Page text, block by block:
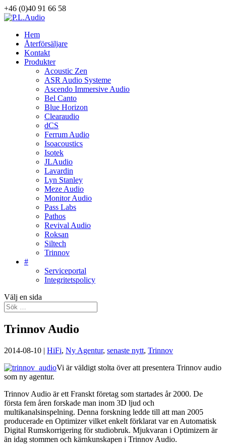
+46 (0)40 91 66 58
Hem
Återförsäljare
Kontakt
Produkter
Acoustic Zen
ASR Audio Systeme
Ascendo Immersive Audio
Bel Canto
Blue Horizon
Clearaudio
dCS
Ferrum Audio
Isoacoustics
Isotek
JLAudio
Lavardin
Lyn Stanley
Meze Audio
Monitor Audio
Pass Labs
Pathos
Revival Audio
Roksan
Siltech
Trinnov
#
Serviceportal
Integritetspolicy
Välj en sida
Trinnov Audio
2014-08-10 | HiFi, Ny Agentur, senaste nytt, Trinnov
Vi är väldigt stolta över att presentera Trinnov audio
som ny agentur.
Trinnov Audio är ett Franskt företag som startades år 2000. De
första fem åren forskade man inom 3D ljud och
multikanalsinspelning. Denna forskning ledde till att man 2005
producerade en Optimizer vilket enkelt förklarat var en Automatisk
Digital Rumskorrigering för studiobruk. Mjukvaran i Optimizern är
än idag stommen och kärnkunskapen i Trinnov Audio.